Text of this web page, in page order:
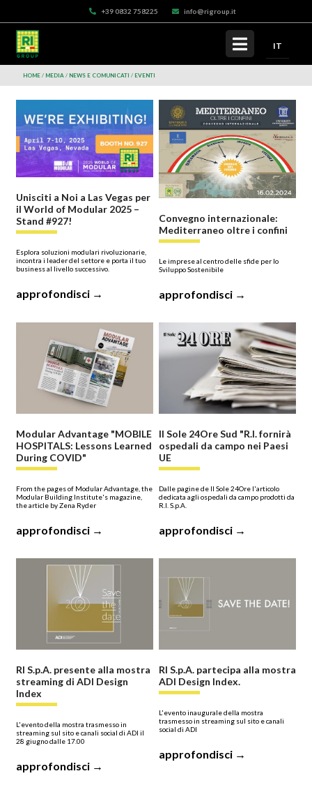
+39 0832 758225 info@rigroup.it
IT
HOME MEDIA NEWS E COMUNICATI EVENTI
Unisciti a Noi a Las Vegas per
il World of Modular 2025 –
Stand #927!
Esplora soluzioni modulari rivoluzionarie,
incontra i leader del settore e porta il tuo
business al livello successivo.
approfondisci →
Convegno internazionale:
Mediterraneo oltre i confini
Le imprese al centro delle sfide per lo
Sviluppo Sostenibile
approfondisci →
Modular Advantage "MOBILE
HOSPITALS: Lessons Learned
During COVID"
From the pages of Modular Advantage, the
Modular Building Institute's magazine,
the article by Zena Ryder
approfondisci →
Il Sole 24Ore Sud "R.I. fornirà
ospedali da campo nei Paesi
UE
Dalle pagine de Il Sole 24Ore l'articolo
dedicata agli ospedali da campo prodotti da
R.I. S.p.A.
approfondisci →
RI S.p.A. presente alla mostra
streaming di ADI Design
Index
L'evento della mostra trasmesso in
streaming sul sito e canali social di ADI il
28 giugno dalle 17.00
approfondisci →
RI S.p.A. partecipa alla mostra
ADI Design Index.
L'evento inaugurale della mostra
trasmesso in streaming sul sito e canali
social di ADI
approfondisci →